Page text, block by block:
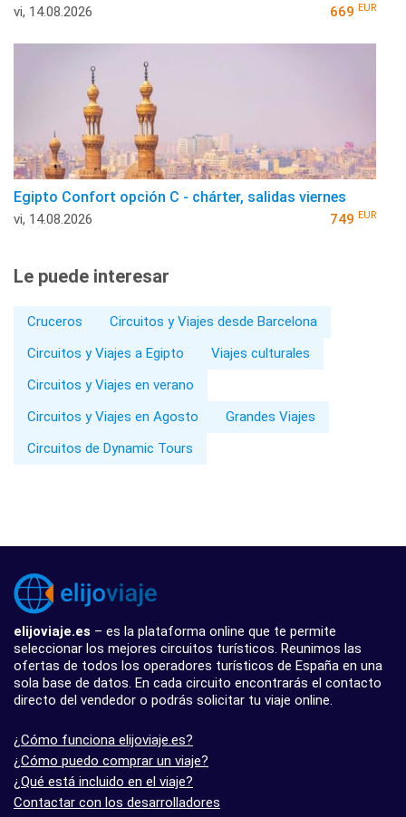
vi, 14.08.2026 669 EUR
Egipto Confort opción C - chárter, salidas viernes
vi, 14.08.2026 749 EUR
Le puede interesar
Cruceros
Circuitos y Viajes desde Barcelona
Circuitos y Viajes a Egipto
Viajes culturales
Circuitos y Viajes en verano
Circuitos y Viajes en Agosto
Grandes Viajes
Circuitos de Dynamic Tours
elijoviaje.es – es la plataforma online que te permite
seleccionar los mejores circuitos turísticos. Reunimos las
ofertas de todos los operadores turísticos de España en una
sola base de datos. En cada circuito encontrarás el contacto
directo del vendedor o podrás solicitar tu viaje online.
¿Cómo funciona elijoviaje.es?
¿Cómo puedo comprar un viaje?
¿Qué está incluido en el viaje?
Contactar con los desarrolladores